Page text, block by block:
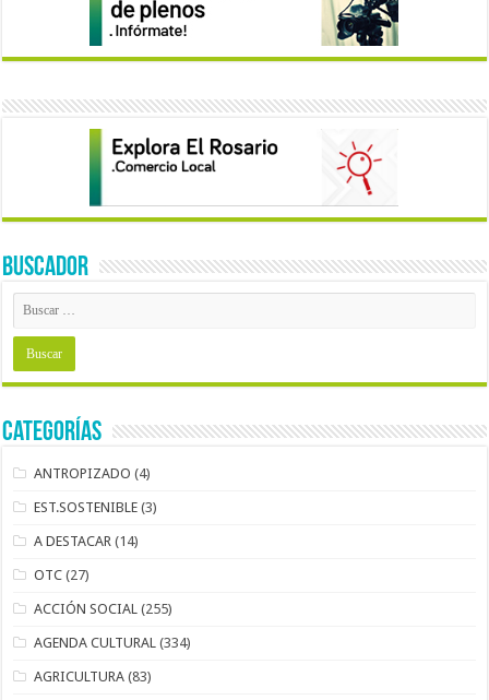
BUSCADOR
Categorías
ANTROPIZADO (4)
EST.SOSTENIBLE (3)
A DESTACAR (14)
OTC (27)
ACCIÓN SOCIAL (255)
AGENDA CULTURAL (334)
AGRICULTURA (83)